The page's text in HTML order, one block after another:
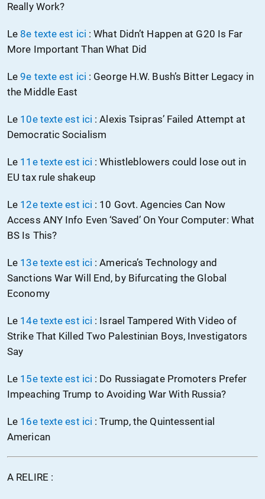
Really Work?
Le 8e texte est ici : What Didn’t Happen at G20 Is Far
More Important Than What Did
Le9e texte est ici : George H.W. Bush’s Bitter Legacy in
the Middle East
Le 10e texte est ici : Alexis Tsipras’ Failed Attempt at
Democratic Socialism
Le 11e texte est ici : Whistleblowers could lose out in
EU tax rule shakeup
Le 12e texte est ici : 10 Govt. Agencies Can Now
Access ANY Info Even ‘Saved’ On Your Computer: What
BS Is This?
Le 13e texte est ici : America’s Technology and
Sanctions War Will End, by Bifurcating the Global
Economy
Le 14e texte est ici : Israel Tampered With Video of
Strike That Killed Two Palestinian Boys, Investigators
Say
Le 15e texte est ici : Do Russiagate Promoters Prefer
Impeaching Trump to Avoiding War With Russia?
Le 16e texte est ici : Trump, the Quintessential
American
A RELIRE :